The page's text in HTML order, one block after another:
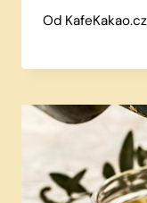
Od KafeKakao.cz